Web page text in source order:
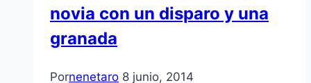
novia con un disparo y una
granada
Pornenetaro 8 junio, 2014